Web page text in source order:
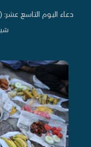
دعاء اليوم التاسع